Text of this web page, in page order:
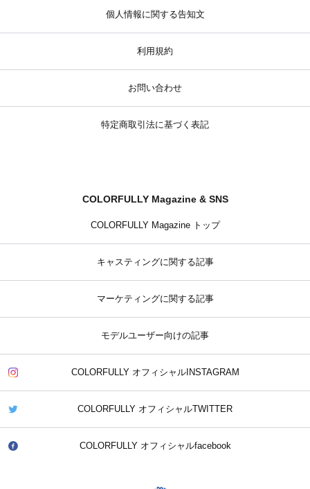
個人情報に関する告知文
利用規約
お問い合わせ
特定商取引法に基づく表記
COLORFULLY Magazine & SNS
COLORFULLY Magazine トップ
キャスティングに関する記事
マーケティングに関する記事
モデルユーザー向けの記事
COLORFULLY オフィシャルINSTAGRAM
COLORFULLY オフィシャルTWITTER
COLORFULLY オフィシャルfacebook